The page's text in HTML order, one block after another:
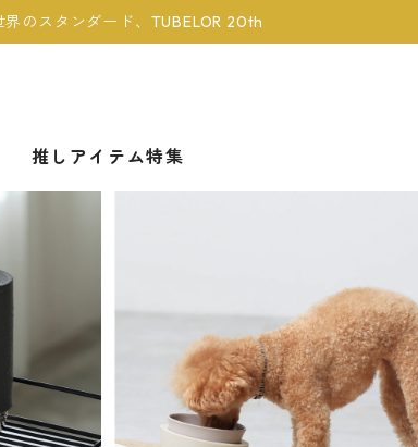
界のスタンダード、TUBELOR 20th
推しアイテム特集